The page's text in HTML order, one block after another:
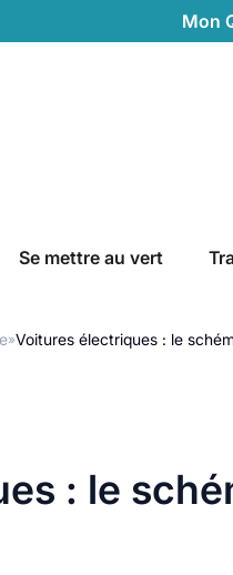
Mon
Se mettre au vert
»Voitures électriques : le
: le